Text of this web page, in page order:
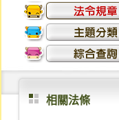
相關法條